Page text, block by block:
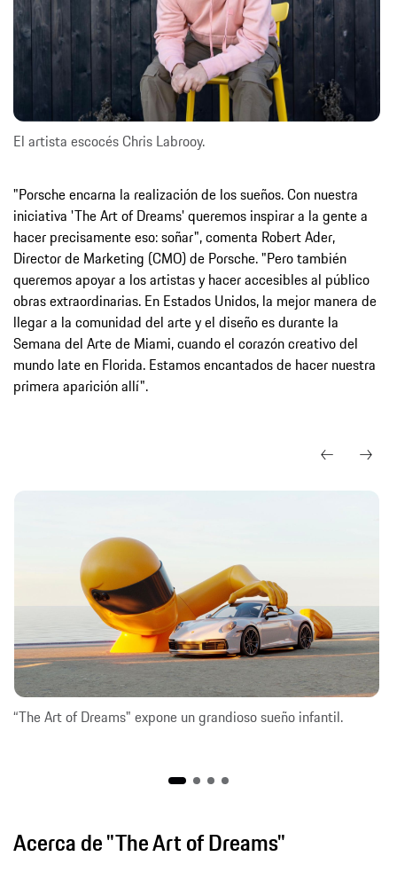
El artista escocés Chris Labrooy.
"Porsche encarna la realización de los sueños. Con nuestra
iniciativa 'The Art of Dreams' queremos inspirar a la gente a
hacer precisamente eso: soñar", comenta Robert Ader,
Director de Marketing (CMO) de Porsche. "Pero también
queremos apoyar a los artistas y hacer accesibles al público
obras extraordinarias. En Estados Unidos, la mejor manera de
llegar a la comunidad del arte y el diseño es durante la
Semana del Arte de Miami, cuando el corazón creativo del
mundo late en Florida. Estamos encantados de hacer nuestra
primera aparición allí".
“The Art of Dreams" expone un grandioso sueño infantil.
Acerca de "The Art of Dreams"